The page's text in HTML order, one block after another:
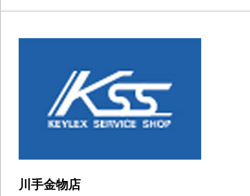
川手金物店